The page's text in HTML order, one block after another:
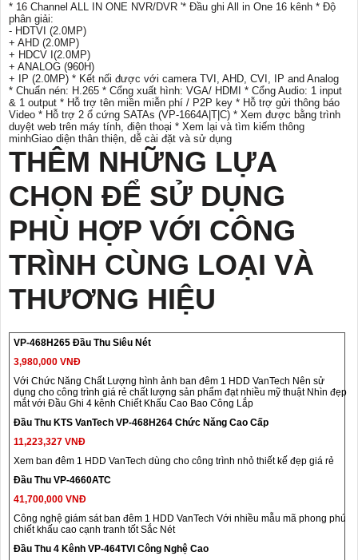
* 16 Channel ALL IN ONE NVR/DVR '* Đầu ghi All in One 16 kênh * Độ
phân giải:
- HDTVI (2.0MP)
+ AHD (2.0MP)
+ HDCV I(2.0MP)
+ ANALOG (960H)
+ IP (2.0MP) * Kết nối được với camera TVI, AHD, CVI, IP and Analog
* Chuẩn nén: H.265 * Cổng xuất hình: VGA/ HDMI * Cổng Audio: 1 input
& 1 output * Hỗ trợ tên miền miễn phí / P2P key * Hỗ trợ gửi thông báo
Video * Hỗ trợ 2 ổ cứng SATAs (VP-1664A|T|C) * Xem được bằng trình
duyệt web trên máy tính, điện thoại * Xem lại và tìm kiếm thông
minhGiao diện thân thiện, dễ cài đặt và sử dụng
THÊM NHỮNG LỰA
CHỌN ĐỂ SỬ DỤNG
PHÙ HỢP VỚI CÔNG
TRÌNH CÙNG LOẠI VÀ
THƯƠNG HIỆU
VP-468H265 Đầu Thu Siêu Nét
3,980,000 VNĐ
Với Chức Năng Chất Lượng hình ảnh ban đêm 1 HDD VanTech Nên sử
dụng cho công trình giá rẻ chất lượng sản phẩm đạt nhiều mỹ thuật Nhìn đẹp
mắt với Đầu Ghi 4 kênh Chiết Khấu Cao Bao Công Lắp
Đầu Thu KTS VanTech VP-468H264 Chức Năng Cao Cấp
11,223,327 VNĐ
Xem ban đêm 1 HDD VanTech dùng cho công trình nhỏ thiết kế đẹp giá rẻ
Đầu Thu VP-4660ATC
41,700,000 VNĐ
Công nghệ giám sát ban đêm 1 HDD VanTech Với nhiều mẫu mã phong phú
chiết khấu cao cạnh tranh tốt Sắc Nét
Đầu Thu 4 Kênh VP-464TVI Công Nghệ Cao